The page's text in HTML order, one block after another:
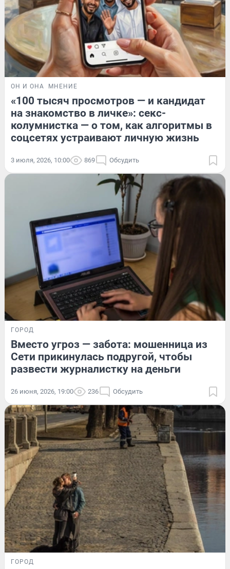
ОН И ОНА МНЕНИЕ
«100 тысяч просмотров — и кандидат
на знакомство в личке»: секс-
колумнистка — о том, как алгоритмы в
соцсетях устраивают личную жизнь
3 июля, 2026, 10:00 869 Обсудить
ГОРОД
Вместо угроз — забота: мошенница из
Сети прикинулась подругой, чтобы
развести журналистку на деньги
26 июня, 2026, 19:00 236 Обсудить
ГОРОД